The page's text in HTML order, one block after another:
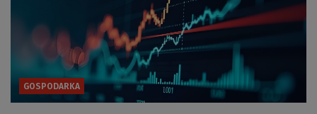
GOSPODARKA